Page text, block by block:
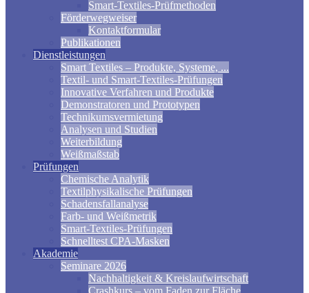
Smart-Textiles-Prüfmethoden
Förderwegweiser
Kontaktformular
Publikationen
Dienstleistungen
Smart Textiles – Produkte, Systeme, ...
Textil- und Smart-Textiles-Prüfungen
Innovative Verfahren und Produkte
Demonstratoren und Prototypen
Technikumsvermietung
Analysen und Studien
Weiterbildung
Weißmaßstab
Prüfungen
Chemische Analytik
Textilphysikalische Prüfungen
Schadensfallanalyse
Farb- und Weißmetrik
Smart-Textiles-Prüfungen
Schnelltest CPA-Masken
Akademie
Seminare 2026
Nachhaltigkeit & Kreislaufwirtschaft
Crashkurs – vom Faden zur Fläche